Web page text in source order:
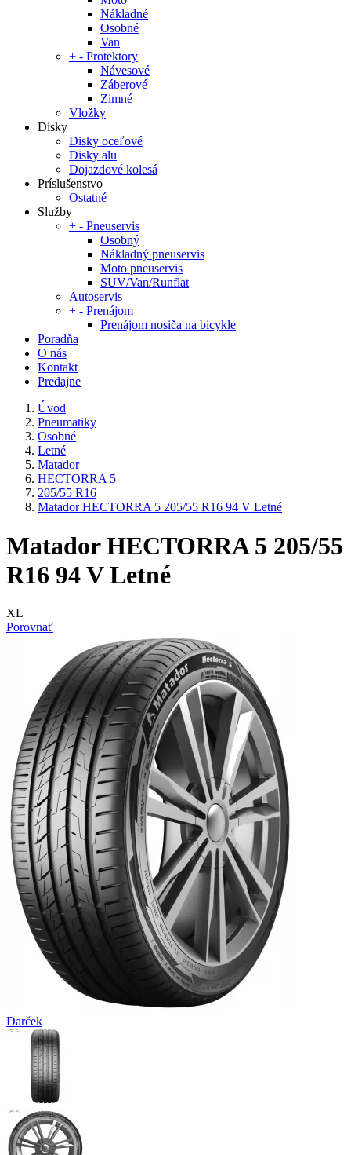
Nákladné
Osobné
Van
+ - Protektory
Návesové
Záberové
Zimné
Vložky
Disky
Disky oceľové
Disky alu
Dojazdové kolesá
Príslušenstvo
Ostatné
Služby
+ - Pneuservis
Osobný
Nákladný pneuservis
Moto pneuservis
SUV/Van/Runflat
Autoservis
+ - Prenájom
Prenájom nosiča na bicykle
Poradňa
O nás
Kontakt
Predajne
Úvod
Pneumatiky
Osobné
Letné
Matador
HECTORRA 5
205/55 R16
Matador HECTORRA 5 205/55 R16 94 V Letné
Matador HECTORRA 5 205/55
R16 94 V Letné
XL
Porovnať
Darček